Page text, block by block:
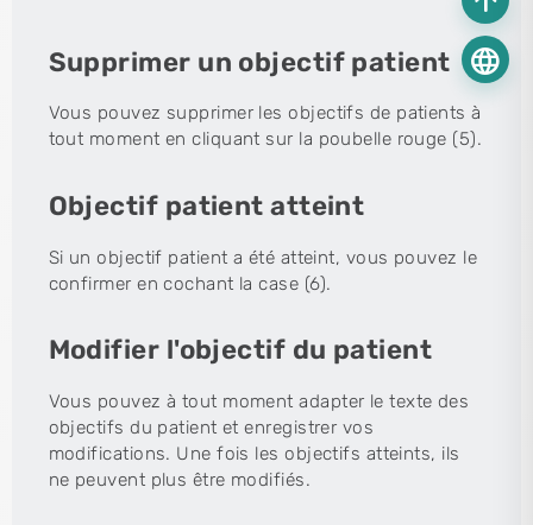
language
Supprimer un objectif patient
Vous pouvez supprimer les objectifs de patients à
tout moment en cliquant sur la poubelle rouge (5).
Objectif patient atteint
Si un objectif patient a été atteint, vous pouvez le
confirmer en cochant la case (6).
Modifier l'objectif du patient
Vous pouvez à tout moment adapter le texte des
objectifs du patient et enregistrer vos
modifications. Une fois les objectifs atteints, ils
ne peuvent plus être modifiés.